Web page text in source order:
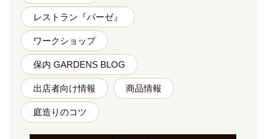
レストラン『バーゼ』
ワークショップ
保内 GARDENS BLOG
出店者向け情報 商品情報
庭造りのコツ